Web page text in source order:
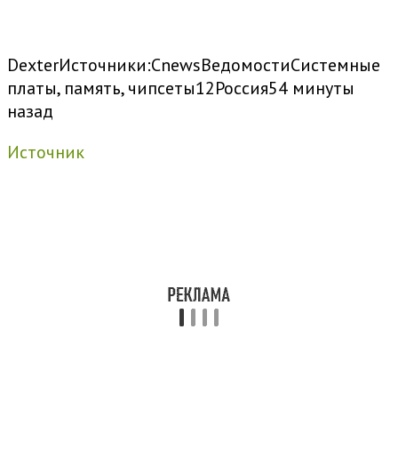
DexterИсточники:CnewsВедомостиСистемные
платы, память, чипсеты12Россия54 минуты
назад
Источник